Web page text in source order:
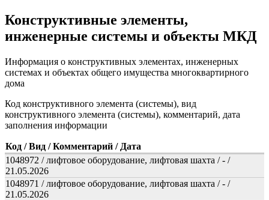
Конструктивные элементы,
инженерные системы и объекты МКД
Информация о конструктивных элементах, инженерных
системах и объектах общего имущества многоквартирного
дома
Код конструктивного элемента (системы), вид
конструктивного элемента (системы), комментарий, дата
заполнения информации
Код / Вид / Комментарий / Дата
1048972 / лифтовое оборудование, лифтовая шахта / - /
21.05.2026
1048971 / лифтовое оборудование, лифтовая шахта / - /
21.05.2026